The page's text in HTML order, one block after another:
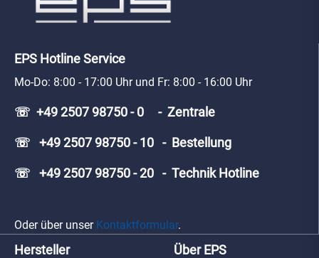
EPS Hotline Service
Mo-Do: 8:00 - 17:00 Uhr und Fr: 8:00 - 16:00 Uhr
☏ +49 2507 98750 - 0 - Zentrale
☏ +49 2507 98750 - 10 - Bestellung
☏ +49 2507 98750 - 20 - Technik Hotline
Oder über unser Kontaktformular.
Hersteller Über EPS